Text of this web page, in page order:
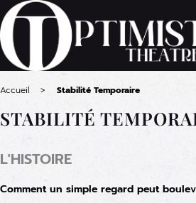
Accueil Stabilité Temporaire
STABILITÉ
L'HISTOIRE
Comment un simple regard peut